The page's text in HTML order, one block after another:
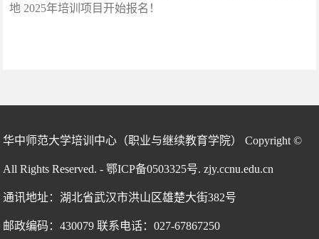
地 2025年培训项目开始报名！
华中师范大学培训中心（职业与继续教育学院） Copyright ©
All Rights Reserved. - 鄂ICP备0503325号. zjy.ccnu.edu.cn
通讯地址：湖北省武汉市洪山区雄楚大街382号
邮政编码：430079 联系电话：027-67867250